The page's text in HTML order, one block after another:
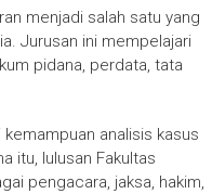
menjadi salah satu yang
Jurusan ini mempelajari
pidana, perdata, tata
analisis kasus
itu, lulusan Fakultas
pengacara, jaksa, hakim,